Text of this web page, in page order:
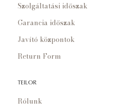
Szolgáltatási időszak
Garancia időszak
Javító központok
Return Form
TEILOR
Rólunk